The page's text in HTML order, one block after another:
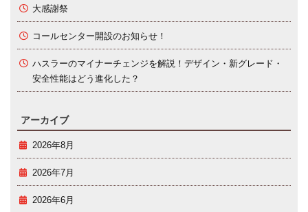
大感謝祭
コールセンター開設のお知らせ！
ハスラーのマイナーチェンジを解説！デザイン・新グレード・
安全性能はどう進化した？
アーカイブ
2026年8月
2026年7月
2026年6月